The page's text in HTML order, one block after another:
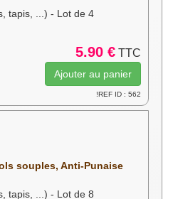
tapis, ...) - Lot de 4
5.90 € TTC
!REF ID : 562
souples, Anti-Punaise
tapis, ...) - Lot de 8